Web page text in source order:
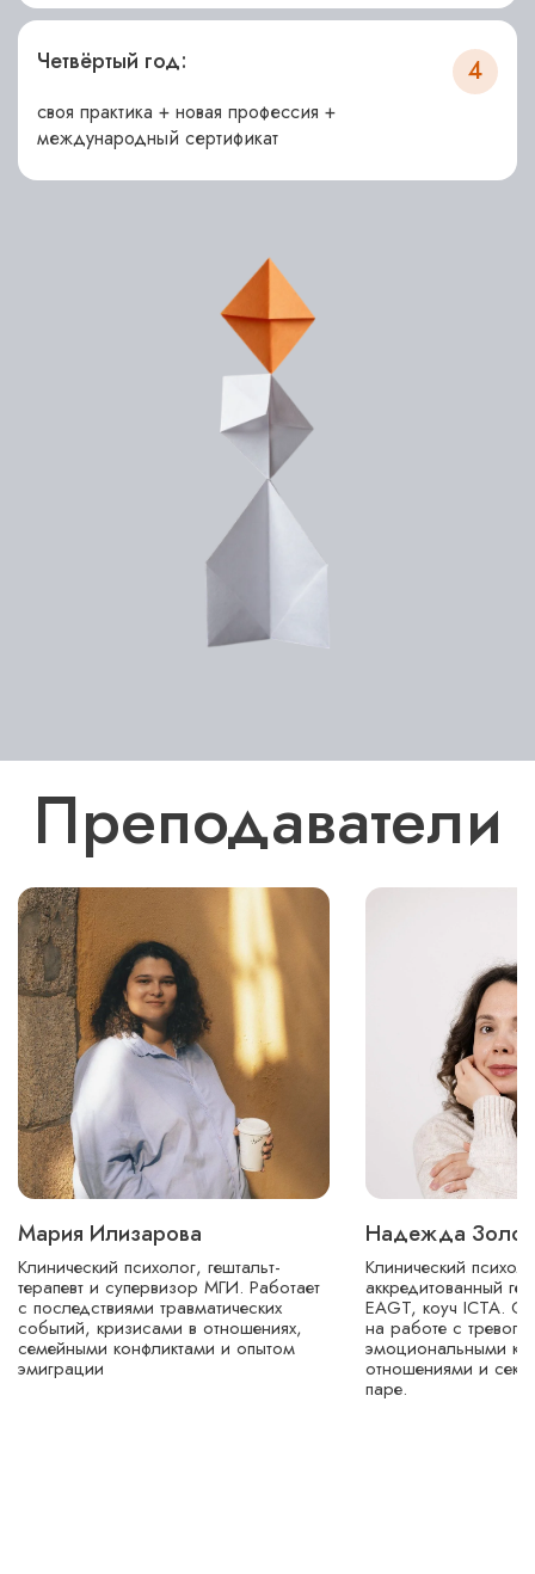
Четвёртый год: 4
своя практика + новая профессия +
международный сертификат
Преподаватели
Мария Илизарова
Клинический психолог, гештальт-
терапевт и супервизор МГИ. Работает
с последствиями травматических
событий, кризисами в отношениях,
семейными конфликтами и опытом
эмиграции
Надежда
Клинический
аккредитованный
EAGT, коуч ICTA.
на работе с
эмоциональными
отношениями и
паре.